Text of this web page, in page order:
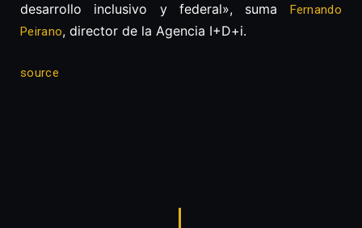
desarrollo inclusivo y federal», suma
Fernando
Peirano, director de la Agencia I+D+i.
source